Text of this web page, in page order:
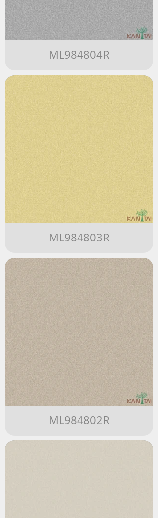
ML984804R
ML984803R
ML984802R